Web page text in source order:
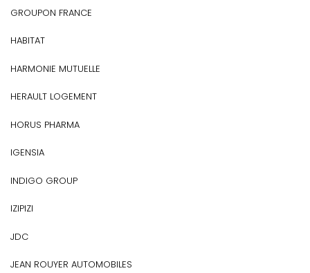
GROUPON FRANCE
HABITAT
HARMONIE MUTUELLE
HERAULT LOGEMENT
HORUS PHARMA
IGENSIA
INDIGO GROUP
IZIPIZI
JDC
JEAN ROUYER AUTOMOBILES